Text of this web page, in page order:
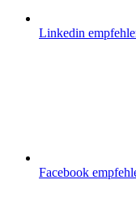
Linkedin
Facebook